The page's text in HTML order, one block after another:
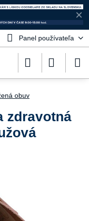
✕
Panel používateľa
obuv
zdravotná